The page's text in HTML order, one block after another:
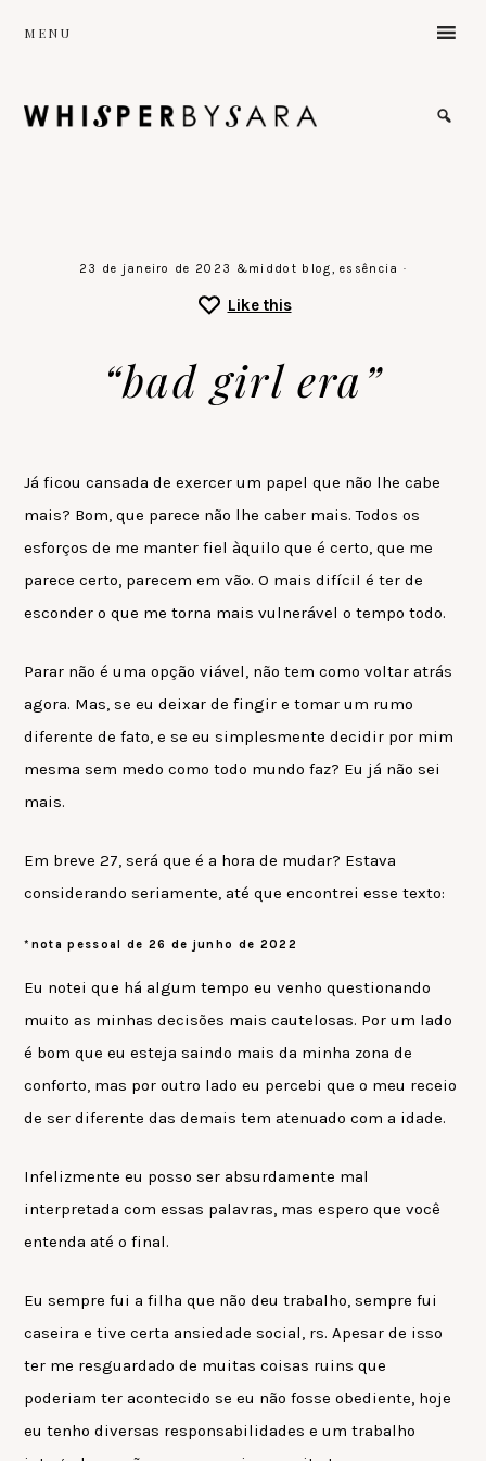
content
MENU
23 de janeiro de 2023 &middot blog,essência ·
Like this
“bad girl era”
Já ficou cansada de exercer um papel que não lhe cabe
mais? Bom, que parece não lhe caber mais. Todos os
esforços de me manter fiel àquilo que é certo, que me
parece certo, parecem em vão. O mais difícil é ter de
esconder o que me torna mais vulnerável o tempo todo.
Parar não é uma opção viável, não tem como voltar atrás
agora. Mas, se eu deixar de fingir e tomar um rumo
diferente de fato, e se eu simplesmente decidir por mim
mesma sem medo como todo mundo faz? Eu já não sei
mais.
Em breve 27, será que é a hora de mudar? Estava
considerando seriamente, até que encontrei esse texto:
*nota pessoal de 26 de junho de 2022
Eu notei que há algum tempo eu venho questionando
muito as minhas decisões mais cautelosas. Por um lado
é bom que eu esteja saindo mais da minha zona de
conforto, mas por outro lado eu percebi que o meu receio
de ser diferente das demais tem atenuado com a idade.
Infelizmente eu posso ser absurdamente mal
interpretada com essas palavras, mas espero que você
entenda até o final.
Eu sempre fui a filha que não deu trabalho, sempre fui
caseira e tive certa ansiedade social, rs. Apesar de isso
ter me resguardado de muitas coisas ruins que
poderiam ter acontecido se eu não fosse obediente, hoje
eu tenho diversas responsabilidades e um trabalho